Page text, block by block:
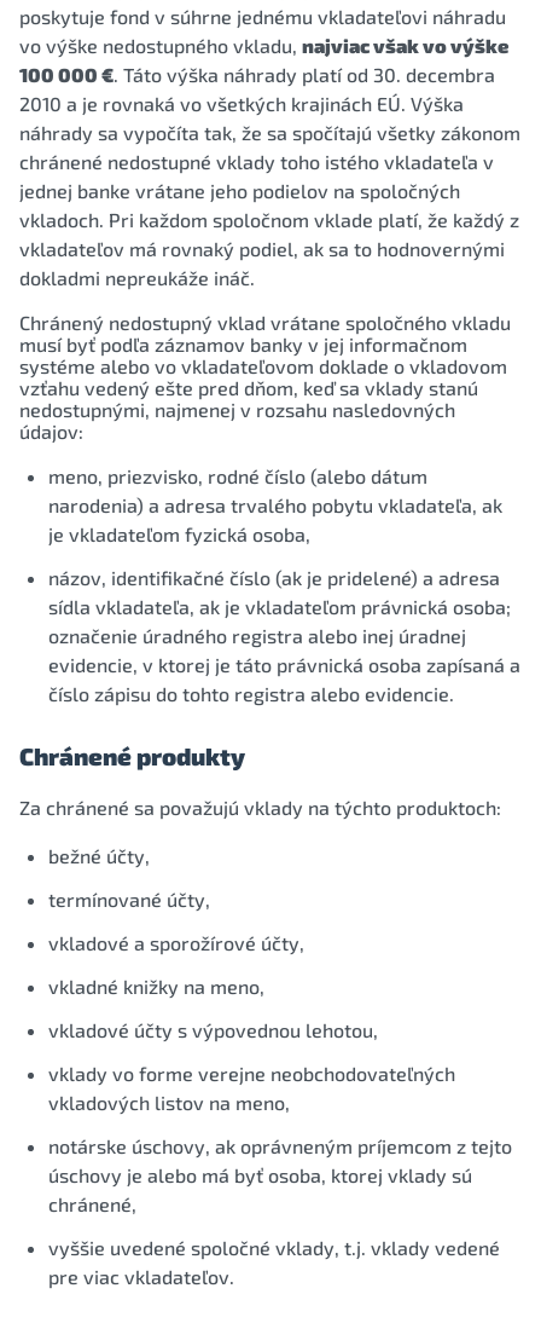
poskytuje fond v súhrne jednému vkladateľovi náhradu
vo výške nedostupného vkladu, najviac však vo výške
100 000 €. Táto výška náhrady platí od 30. decembra
2010 a je rovnaká vo všetkých krajinách EÚ. Výška
náhrady sa vypočíta tak, že sa spočítajú všetky zákonom
chránené nedostupné vklady toho istého vkladateľa v
jednej banke vrátane jeho podielov na spoločných
vkladoch. Pri každom spoločnom vklade platí, že každý z
vkladateľov má rovnaký podiel, ak sa to hodnovernými
dokladmi nepreukáže ináč.
Chránený nedostupný vklad vrátane spoločného vkladu
musí byť podľa záznamov banky v jej informačnom
systéme alebo vo vkladateľovom doklade o vkladovom
vzťahu vedený ešte pred dňom, keď sa vklady stanú
nedostupnými, najmenej v rozsahu nasledovných
údajov:
meno, priezvisko, rodné číslo (alebo dátum
narodenia) a adresa trvalého pobytu vkladateľa, ak
je vkladateľom fyzická osoba,
názov, identifikačné číslo (ak je pridelené) a adresa
sídla vkladateľa, ak je vkladateľom právnická osoba;
označenie úradného registra alebo inej úradnej
evidencie, v ktorej je táto právnická osoba zapísaná a
číslo zápisu do tohto registra alebo evidencie.
Chránené produkty
Za chránené sa považujú vklady na týchto produktoch:
bežné účty,
termínované účty,
vkladové a sporožírové účty,
vkladné knižky na meno,
vkladové účty s výpovednou lehotou,
vklady vo forme verejne neobchodovateľných
vkladových listov na meno,
notárske úschovy, ak oprávneným príjemcom z tejto
úschovy je alebo má byť osoba, ktorej vklady sú
chránené,
vyššie uvedené spoločné vklady, t.j. vklady vedené
pre viac vkladateľov.